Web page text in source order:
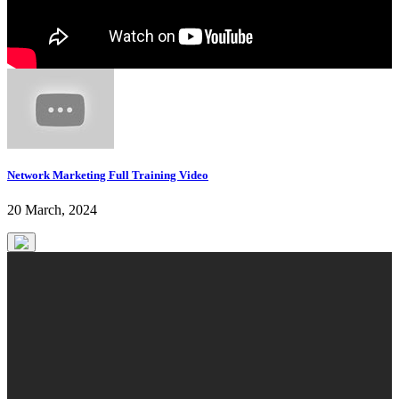
Network Marketing Full Training Video
20 March, 2024